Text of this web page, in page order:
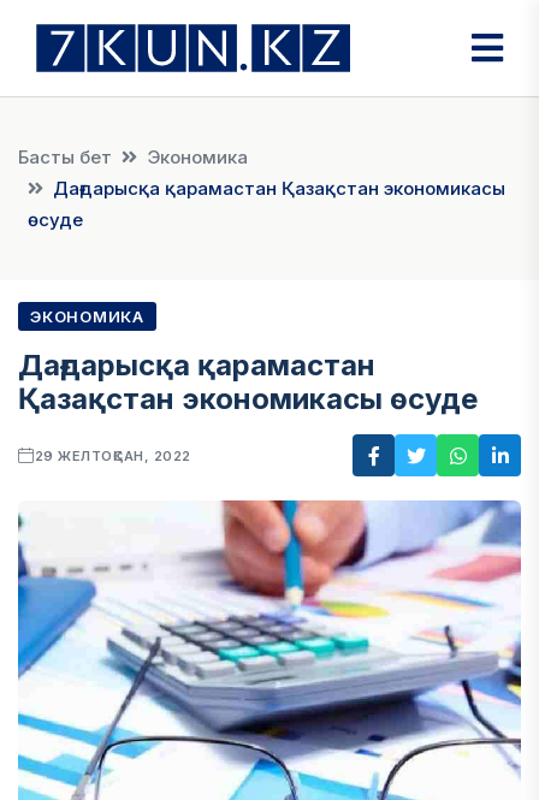
Басты бет
Экономика
Дағдарысқа қарамастан Қазақстан экономикасы
өсуде
ЭКОНОМИКА
Дағдарысқа қарамастан
Қазақстан экономикасы өсуде
29 ЖЕЛТОҚСАН, 2022